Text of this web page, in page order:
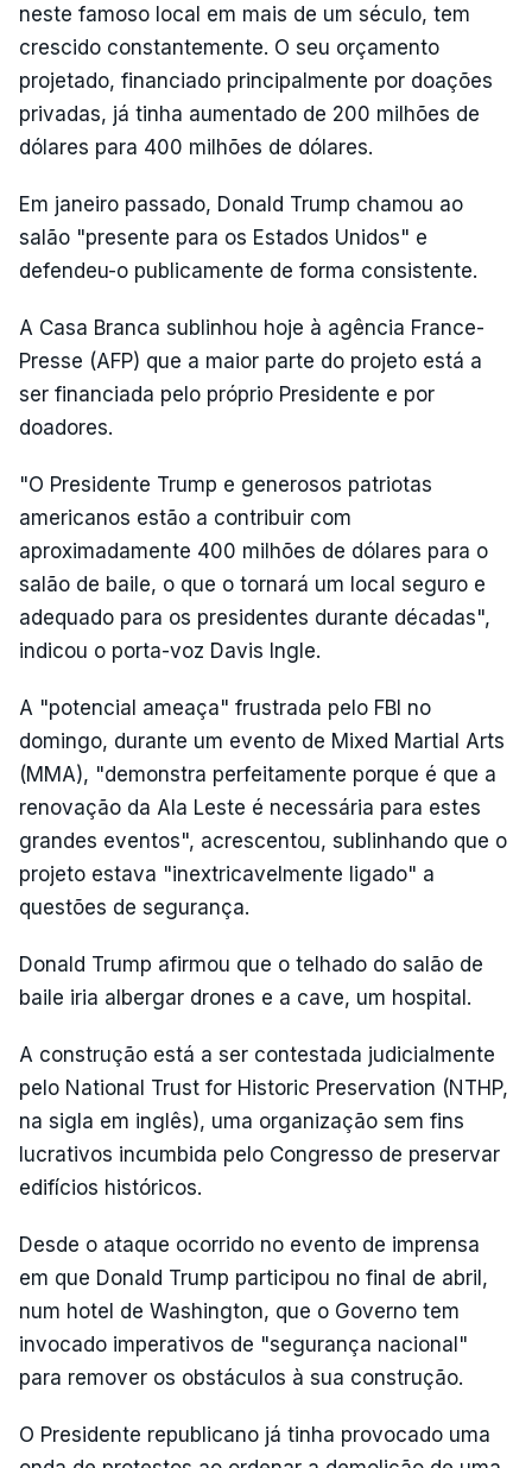
neste famoso local em mais de um século, tem
crescido constantemente. O seu orçamento
projetado, financiado principalmente por doações
privadas, já tinha aumentado de 200 milhões de
dólares para 400 milhões de dólares.
Em janeiro passado, Donald Trump chamou ao
salão "presente para os Estados Unidos" e
defendeu-o publicamente de forma consistente.
A Casa Branca sublinhou hoje à agência France-
Presse (AFP) que a maior parte do projeto está a
ser financiada pelo próprio Presidente e por
doadores.
"O Presidente Trump e generosos patriotas
americanos estão a contribuir com
aproximadamente 400 milhões de dólares para o
salão de baile, o que o tornará um local seguro e
adequado para os presidentes durante décadas",
indicou o porta-voz Davis Ingle.
A "potencial ameaça" frustrada pelo FBI no
domingo, durante um evento de Mixed Martial Arts
(MMA), "demonstra perfeitamente porque é que a
renovação da Ala Leste é necessária para estes
grandes eventos", acrescentou, sublinhando que o
projeto estava "inextricavelmente ligado" a
questões de segurança.
Donald Trump afirmou que o telhado do salão de
baile iria albergar drones e a cave, um hospital.
A construção está a ser contestada judicialmente
pelo National Trust for Historic Preservation (NTHP,
na sigla em inglês), uma organização sem fins
lucrativos incumbida pelo Congresso de preservar
edifícios históricos.
Desde o ataque ocorrido no evento de imprensa
em que Donald Trump participou no final de abril,
num hotel de Washington, que o Governo tem
invocado imperativos de "segurança nacional"
para remover os obstáculos à sua construção.
O Presidente republicano já tinha provocado uma